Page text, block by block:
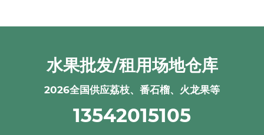
水果批发/租用场地仓库
2026全国供应荔枝、番石榴、火龙果等
13542015105